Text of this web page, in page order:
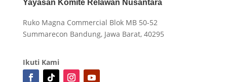
Yayasan Komite Relawan Nusantara
Ruko Magna Commercial Blok MB 50-52
Summarecon Bandung, Jawa Barat, 40295
Ikuti Kami